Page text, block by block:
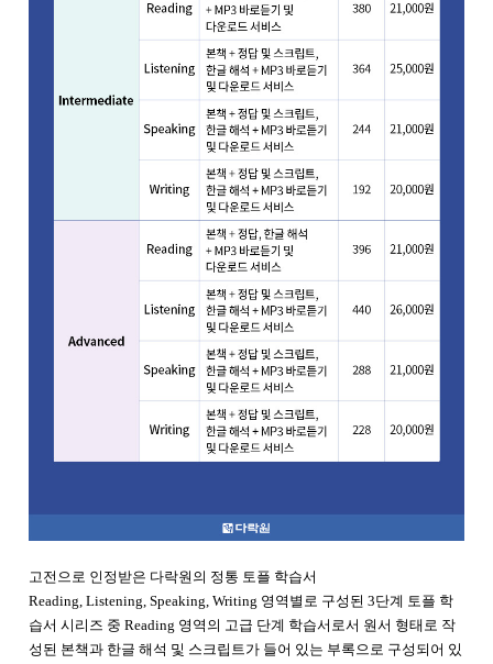
고전으로 인정받은 다락원의 정통 토플 학습서
Reading, Listening, Speaking, Writing 영역별로 구성된 3단계 토플 학
습서 시리즈 중 Reading 영역의 고급 단계 학습서로서 원서 형태로 작
성된 본책과 한글 해석 및 스크립트가 들어 있는 부록으로 구성되어 있